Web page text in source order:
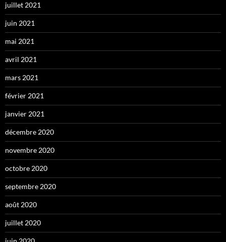
juillet 2021
juin 2021
mai 2021
avril 2021
mars 2021
février 2021
janvier 2021
décembre 2020
novembre 2020
octobre 2020
septembre 2020
août 2020
juillet 2020